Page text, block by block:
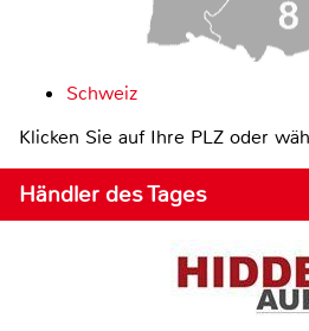
Schweiz
Klicken Sie auf Ihre PLZ oder
Händler des Tages